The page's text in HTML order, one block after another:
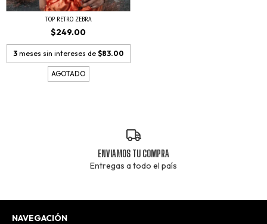
TOP RETRO ZEBRA
$249.00
3 meses sin intereses de $83.00
AGOTADO
ENVIAMOS TU COMPRA
Entregas a todo el país
NAVEGACIÓN